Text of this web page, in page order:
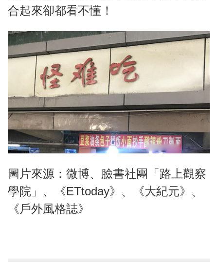
合起來卻都看不懂！
圖片來源：微博、臉書社團「路上觀察
學院」、《ETtoday》、《大紀元》、
《戶外風格誌》